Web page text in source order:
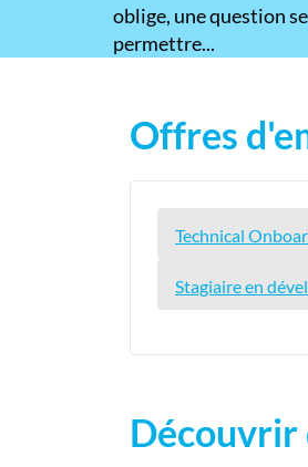
oblige, une question
permettre...
Offres
Technical
Stagiaire en
Découvrir